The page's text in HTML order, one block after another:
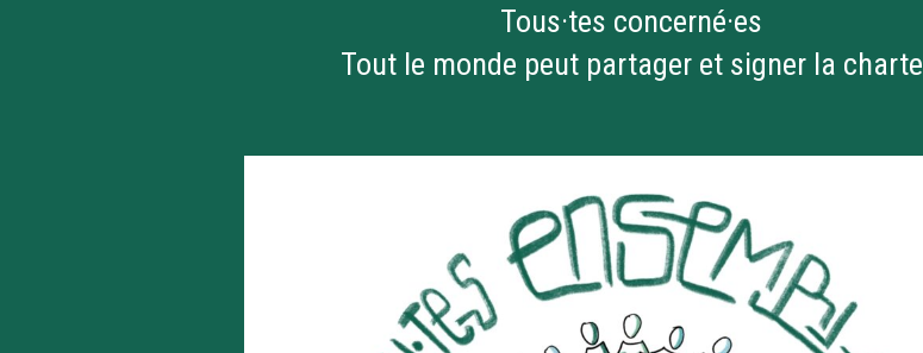
Tous·tes concerné·es
Tout le monde peut partager et signer la charte